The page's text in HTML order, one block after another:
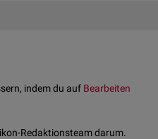
befindet sich noch eine
Einkerbung, die
Flächen jeweils schräg unterteilt.
Grundlage des von außen
indem du auf Bearbeiten
Redaktionsteam darum.